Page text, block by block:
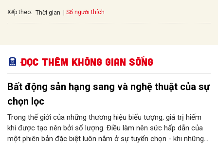
Xếp theo: Thời gian Số người thích
Đọc thêm Không gian sống
Bất động sản hạng sang và nghệ thuật của sự
chọn lọc
Trong thế giới của những thương hiệu biểu tượng, giá trị hiếm
khi được tạo nên bởi số lượng. Điều làm nên sức hấp dẫn của
một phiên bản đặc biệt luôn nằm ở sự tuyển chọn - khi những